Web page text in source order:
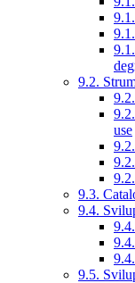
9.2.
use
9.3.
9.4.
9.5.